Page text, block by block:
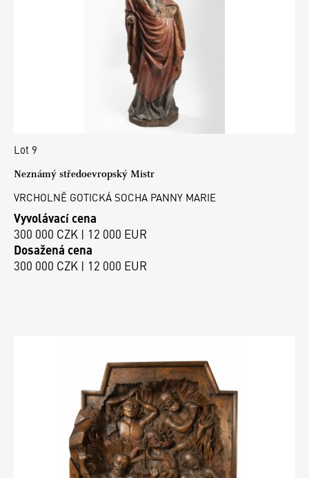
Lot 9
Neznámý středoevropský Mistr
VRCHOLNĚ GOTICKÁ SOCHA PANNY MARIE
Vyvolávací cena
300 000 CZK | 12 000 EUR
Dosažená cena
300 000 CZK | 12 000 EUR